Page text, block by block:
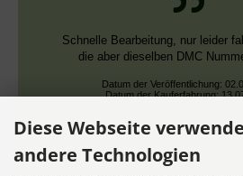
Schnelle Bearbeitung, nur leider
die aber dieselben DMC
Datum der Veröffentlichung:
Datum der Kauferfahrung:
Diese Webseite
andere Technologien